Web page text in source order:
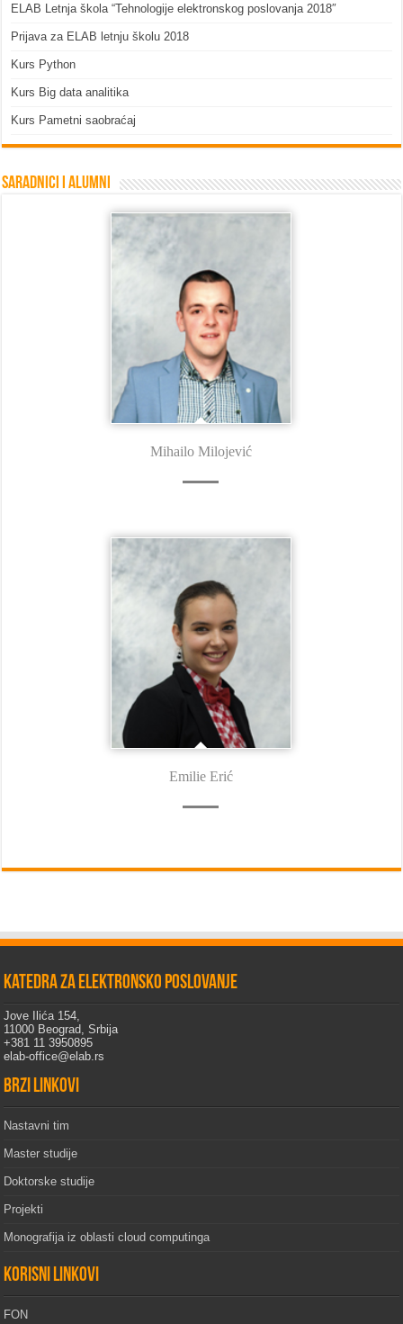
ELAB Letnja škola “Tehnologije elektronskog poslovanja 2018″
Prijava za ELAB letnju školu 2018
Kurs Python
Kurs Big data analitika
Kurs Pametni saobraćaj
Saradnici i Alumni
Mihailo Milojević
Emilie Erić
Katedra za elektronsko poslovanje
Jove Ilića 154,
11000 Beograd, Srbija
+381 11 3950895
elab-office@elab.rs
Brzi linkovi
Nastavni tim
Master studije
Doktorske studije
Projekti
Monografija iz oblasti cloud computinga
Korisni linkovi
FON